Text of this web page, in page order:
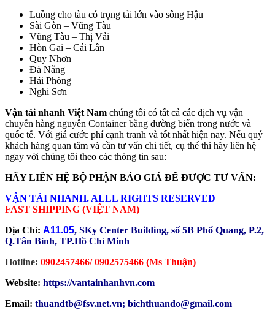
Luồng cho tàu có trọng tải lớn vào sông Hậu
Sài Gòn – Vũng Tàu
Vũng Tàu – Thị Vải
Hòn Gai – Cái Lân
Quy Nhơn
Đà Nẵng
Hải Phòng
Nghi Sơn
Vận tải nhanh Việt Nam chúng tôi có tất cả các dịch vụ vận
chuyển hàng nguyên Container bằng đường biển trong nước và
quốc tế. Với giá cước phí cạnh tranh và tốt nhất hiện nay. Nếu quý
khách hàng quan tâm và cần tư vấn chi tiết, cụ thể thì hãy liên hệ
ngay với chúng tôi theo các thông tin sau:
HÃY LIÊN HỆ BỘ PHẬN BÁO GIÁ ĐỂ ĐƯỢC TƯ VẤN:
VẬN TẢI NHANH. ALLL RIGHTS RESERVED
FAST SHIPPING (VIỆT NAM)
Địa Chỉ: A11.05, SKy Center Building, số 5B Phổ Quang, P.2,
Q.Tân Bình, TP.Hồ Chí Minh
Hotline: 0902457466/ 0902575466 (Ms Thuận)
Website: https://vantainhanhvn.com
Email: thuandtb@fsv.net.vn; bichthuando@gmail.com